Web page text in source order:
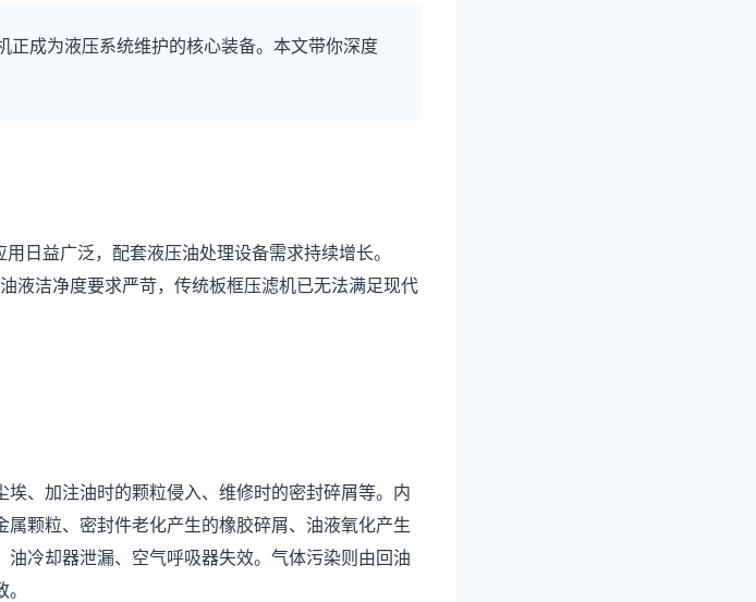
成为液压系统维护的核心装备。本文带你深度
日益广泛，配套液压油处理设备需求持续增长。
洁净度要求严苛，传统板框压滤机已无法满足现代
、加注油时的颗粒侵入、维修时的密封碎屑等。内
颗粒、密封件老化产生的橡胶碎屑、油液氧化产生
冷却器泄漏、空气呼吸器失效。气体污染则由回油